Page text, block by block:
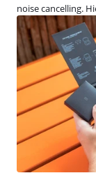
noise cancelling.